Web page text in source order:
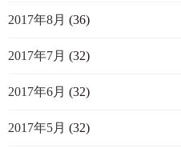
2017年8月 (36)
2017年7月 (32)
2017年6月 (32)
2017年5月 (32)